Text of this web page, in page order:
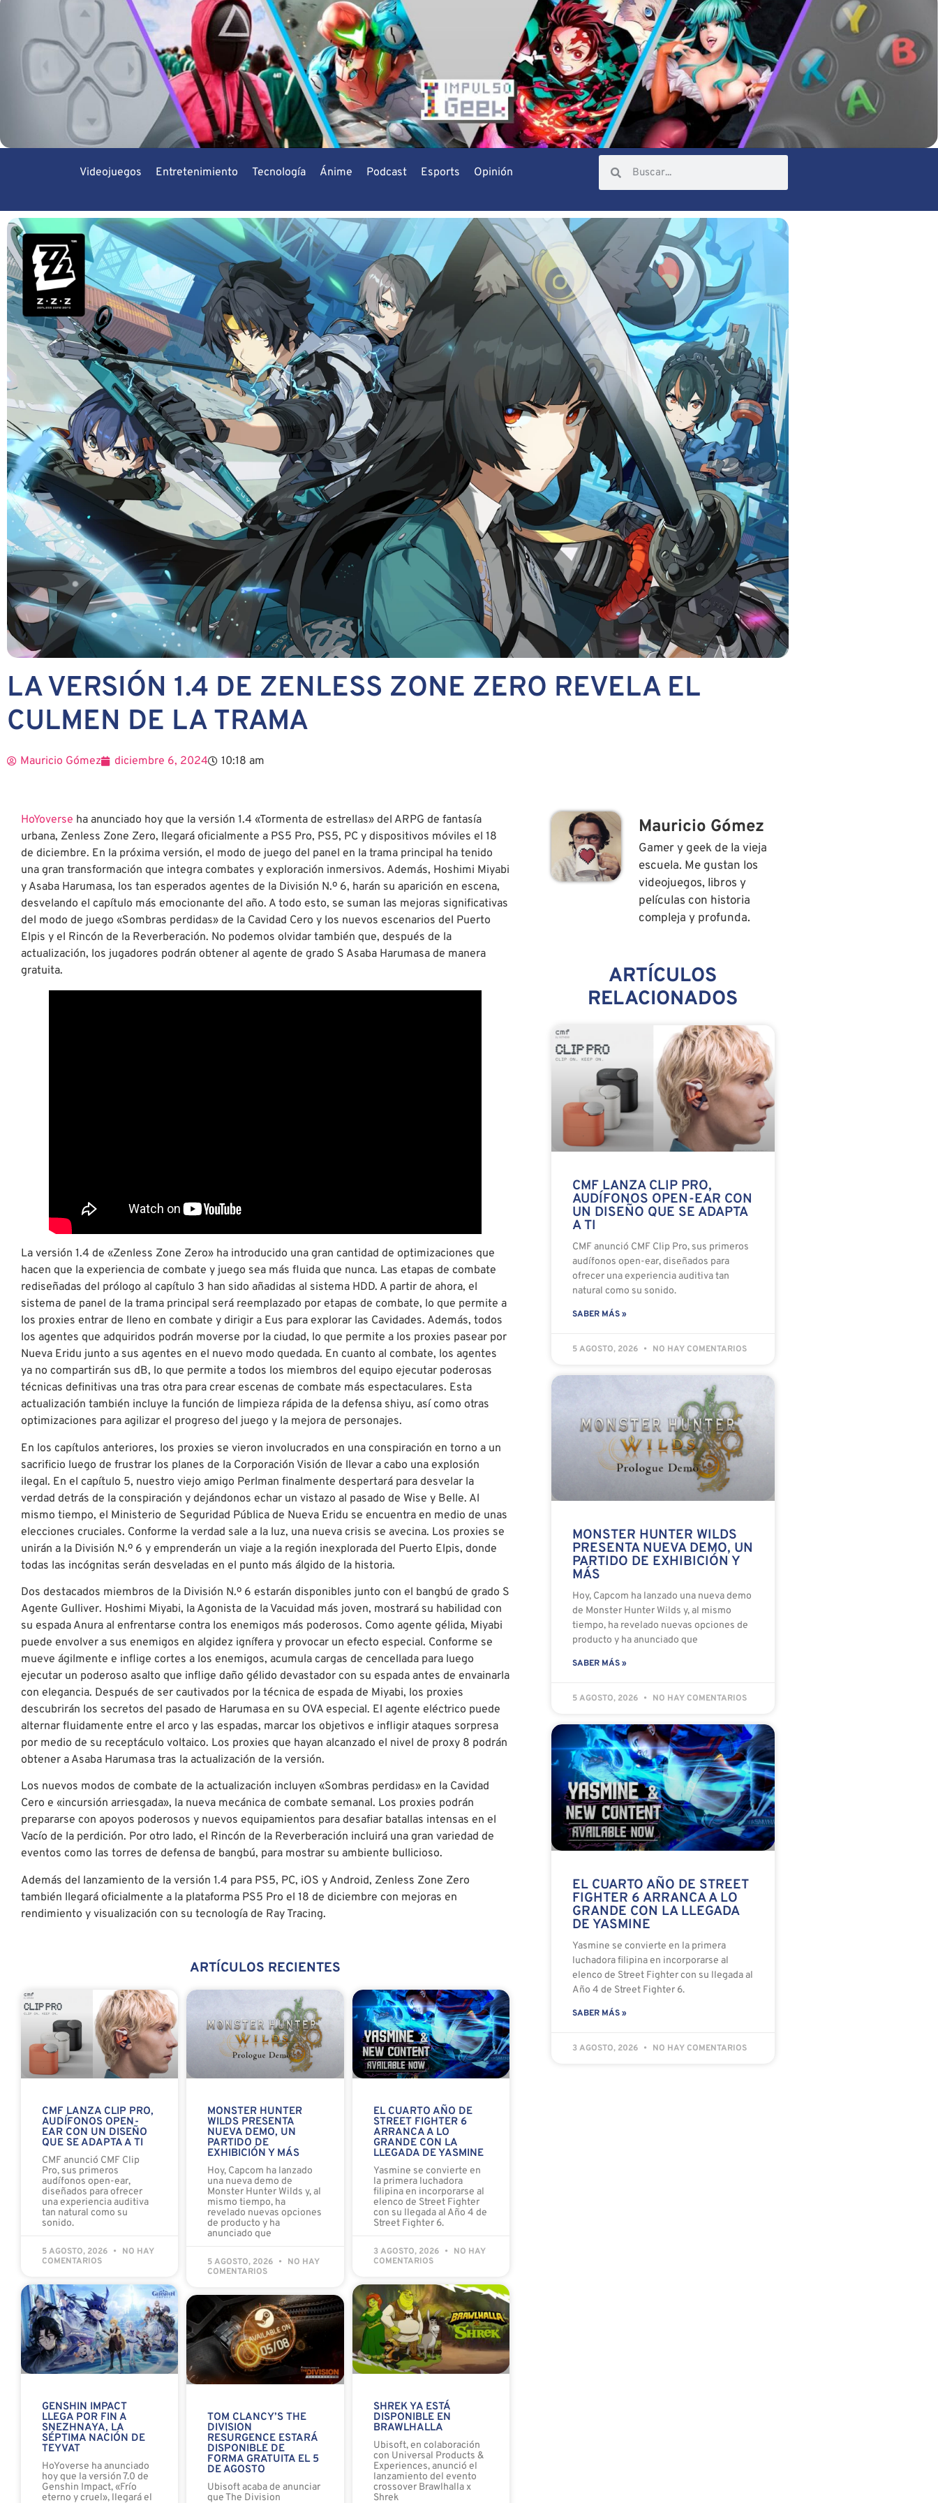
Videojuegos Entretenimiento Tecnología Ánime Podcast Esports Opinión
LA VERSIÓN 1.4 DE ZENLESS ZONE ZERO REVELA EL
CULMEN DE LA TRAMA
Mauricio Gómez diciembre 6, 2024 10:18 am
HoYoverse ha anunciado hoy que la versión 1.4 «Tormenta de estrellas» del ARPG de fantasía
urbana, Zenless Zone Zero, llegará oficialmente a PS5 Pro, PS5, PC y dispositivos móviles el 18
de diciembre. En la próxima versión, el modo de juego del panel en la trama principal ha tenido
una gran transformación que integra combates y exploración inmersivos. Además, Hoshimi Miyabi
y Asaba Harumasa, los tan esperados agentes de la División N.º 6, harán su aparición en escena,
desvelando el capítulo más emocionante del año. A todo esto, se suman las mejoras significativas
del modo de juego «Sombras perdidas» de la Cavidad Cero y los nuevos escenarios del Puerto
Elpis y el Rincón de la Reverberación. No podemos olvidar también que, después de la
actualización, los jugadores podrán obtener al agente de grado S Asaba Harumasa de manera
gratuita.
La versión 1.4 de «Zenless Zone Zero» ha introducido una gran cantidad de optimizaciones que
hacen que la experiencia de combate y juego sea más fluida que nunca. Las etapas de combate
rediseñadas del prólogo al capítulo 3 han sido añadidas al sistema HDD. A partir de ahora, el
sistema de panel de la trama principal será reemplazado por etapas de combate, lo que permite a
los proxies entrar de lleno en combate y dirigir a Eus para explorar las Cavidades. Además, todos
los agentes que adquiridos podrán moverse por la ciudad, lo que permite a los proxies pasear por
Nueva Eridu junto a sus agentes en el nuevo modo quedada. En cuanto al combate, los agentes
ya no compartirán sus dB, lo que permite a todos los miembros del equipo ejecutar poderosas
técnicas definitivas una tras otra para crear escenas de combate más espectaculares. Esta
actualización también incluye la función de limpieza rápida de la defensa shiyu, así como otras
optimizaciones para agilizar el progreso del juego y la mejora de personajes.
En los capítulos anteriores, los proxies se vieron involucrados en una conspiración en torno a un
sacrificio luego de frustrar los planes de la Corporación Visión de llevar a cabo una explosión
ilegal. En el capítulo 5, nuestro viejo amigo Perlman finalmente despertará para desvelar la
verdad detrás de la conspiración y dejándonos echar un vistazo al pasado de Wise y Belle. Al
mismo tiempo, el Ministerio de Seguridad Pública de Nueva Eridu se encuentra en medio de unas
elecciones cruciales. Conforme la verdad sale a la luz, una nueva crisis se avecina. Los proxies se
unirán a la División N.º 6 y emprenderán un viaje a la región inexplorada del Puerto Elpis, donde
todas las incógnitas serán desveladas en el punto más álgido de la historia.
Dos destacados miembros de la División N.º 6 estarán disponibles junto con el bangbú de grado S
Agente Gulliver. Hoshimi Miyabi, la Agonista de la Vacuidad más joven, mostrará su habilidad con
su espada Anura al enfrentarse contra los enemigos más poderosos. Como agente gélida, Miyabi
puede envolver a sus enemigos en algidez ignífera y provocar un efecto especial. Conforme se
mueve ágilmente e inflige cortes a los enemigos, acumula cargas de cencellada para luego
ejecutar un poderoso asalto que inflige daño gélido devastador con su espada antes de envainarla
con elegancia. Después de ser cautivados por la técnica de espada de Miyabi, los proxies
descubrirán los secretos del pasado de Harumasa en su OVA especial. El agente eléctrico puede
alternar fluidamente entre el arco y las espadas, marcar los objetivos e infligir ataques sorpresa
por medio de su receptáculo voltaico. Los proxies que hayan alcanzado el nivel de proxy 8 podrán
obtener a Asaba Harumasa tras la actualización de la versión.
Los nuevos modos de combate de la actualización incluyen «Sombras perdidas» en la Cavidad
Cero e «incursión arriesgada», la nueva mecánica de combate semanal. Los proxies podrán
prepararse con apoyos poderosos y nuevos equipamientos para desafiar batallas intensas en el
Vacío de la perdición. Por otro lado, el Rincón de la Reverberación incluirá una gran variedad de
eventos como las torres de defensa de bangbú, para mostrar su ambiente bullicioso.
Además del lanzamiento de la versión 1.4 para PS5, PC, iOS y Android, Zenless Zone Zero
también llegará oficialmente a la plataforma PS5 Pro el 18 de diciembre con mejoras en
rendimiento y visualización con su tecnología de Ray Tracing.
ARTÍCULOS RECIENTES
CMF LANZA CLIP PRO,
AUDÍFONOS OPEN-
EAR CON UN DISEÑO
QUE SE ADAPTA A TI
CMF anunció CMF Clip
Pro, sus primeros
audífonos open-ear,
diseñados para ofrecer
una experiencia auditiva
tan natural como su
sonido.
5 AGOSTO, 2026
NO HAY
COMENTARIOS
MONSTER HUNTER
WILDS PRESENTA
NUEVA DEMO, UN
PARTIDO DE
EXHIBICIÓN Y MÁS
Hoy, Capcom ha lanzado
una nueva demo de
Monster Hunter Wilds y, al
mismo tiempo, ha
revelado nuevas opciones
de producto y ha
anunciado que
5 AGOSTO, 2026
NO HAY
COMENTARIOS
EL CUARTO AÑO DE
STREET FIGHTER 6
ARRANCA A LO
GRANDE CON LA
LLEGADA DE YASMINE
Yasmine se convierte en
la primera luchadora
filipina en incorporarse al
elenco de Street Fighter
con su llegada al Año 4 de
Street Fighter 6.
3 AGOSTO, 2026
NO HAY
COMENTARIOS
GENSHIN IMPACT
LLEGA POR FIN A
SNEZHNAYA, LA
SÉPTIMA NACIÓN DE
TEYVAT
HoYoverse ha anunciado
hoy que la versión 7.0 de
Genshin Impact, «Frío
eterno y cruel», llegará el
TOM CLANCY’S THE
DIVISION
RESURGENCE ESTARÁ
DISPONIBLE DE
FORMA GRATUITA EL 5
DE AGOSTO
Ubisoft acaba de anunciar
que The Division
SHREK YA ESTÁ
DISPONIBLE EN
BRAWLHALLA
Ubisoft, en colaboración
con Universal Products &
Experiences, anunció el
lanzamiento del evento
crossover Brawlhalla x
Shrek
Mauricio Gómez
Gamer y geek de la vieja
escuela. Me gustan los
videojuegos, libros y
películas con historia
compleja y profunda.
ARTÍCULOS
RELACIONADOS
CMF LANZA CLIP PRO,
AUDÍFONOS OPEN-EAR CON
UN DISEÑO QUE SE ADAPTA
A TI
CMF anunció CMF Clip Pro, sus primeros
audífonos open-ear, diseñados para
ofrecer una experiencia auditiva tan
natural como su sonido.
SABER MÁS »
5 AGOSTO, 2026 NO HAY COMENTARIOS
MONSTER HUNTER WILDS
PRESENTA NUEVA DEMO, UN
PARTIDO DE EXHIBICIÓN Y
MÁS
Hoy, Capcom ha lanzado una nueva demo
de Monster Hunter Wilds y, al mismo
tiempo, ha revelado nuevas opciones de
producto y ha anunciado que
SABER MÁS »
5 AGOSTO, 2026 NO HAY COMENTARIOS
EL CUARTO AÑO DE STREET
FIGHTER 6 ARRANCA A LO
GRANDE CON LA LLEGADA
DE YASMINE
Yasmine se convierte en la primera
luchadora filipina en incorporarse al
elenco de Street Fighter con su llegada al
Año 4 de Street Fighter 6.
SABER MÁS »
3 AGOSTO, 2026 NO HAY COMENTARIOS